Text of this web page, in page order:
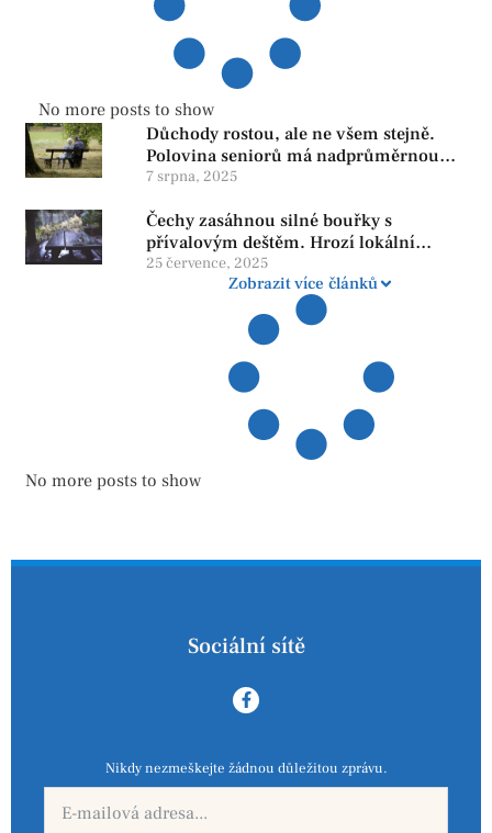
No more posts to show
Důchody rostou, ale ne všem stejně.
Polovina seniorů má nadprůměrnou
penzi, tisíce však žijí pod hranicí
reformy
7 srpna, 2025
Čechy zasáhnou silné bouřky s
přívalovým deštěm. Hrozí lokální
zatopení
25 července, 2025
Zobrazit více článků
No more posts to show
Sociální sítě
Nikdy nezmeškejte žádnou důležitou zprávu.